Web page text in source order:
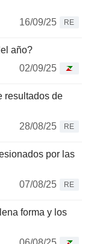
16/09/25
RE
año?
02/09/25
resultados de
28/08/25
RE
por las
07/08/25
RE
forma y los